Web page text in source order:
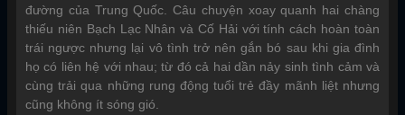
đường của Trung Quốc. Câu chuyện xoay quanh hai chàng
thiếu niên Bạch Lạc Nhân và Cố Hải với tính cách hoàn toàn
trái ngược nhưng lại vô tình trở nên gắn bó sau khi gia đình
họ có liên hệ với nhau; từ đó cả hai dần nảy sinh tình cảm và
cùng trải qua những rung động tuổi trẻ đầy mãnh liệt nhưng
cũng không ít sóng gió.